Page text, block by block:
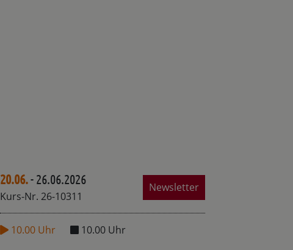
20.06.- 26.06.2026
Kurs-Nr. 26-10311
Newsletter
10.00 Uhr 10.00 Uhr